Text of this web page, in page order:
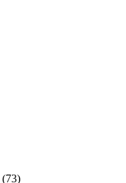
(73)